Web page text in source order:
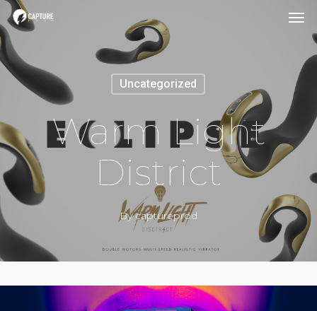
Uncategorized
Warm Light
District
Bycaptureprod